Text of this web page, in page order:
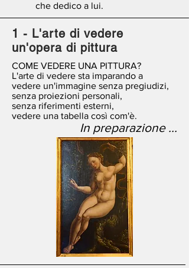
che dedico a lui.
1 - L'arte di vedere
un'opera di pittura
COME VEDERE UNA PITTURA?
L'arte di vedere sta imparando a
vedere un'immagine senza pregiudizi,
senza proiezioni personali,
senza riferimenti esterni,
vedere una tabella così com'è.
In preparazione ...